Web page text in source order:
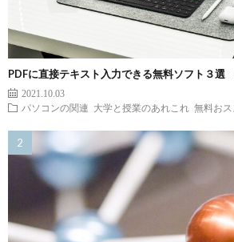
PDFに直接テキスト入力できる無料ソフト３
2021.10.03
パソコンの関連
大学と授業のあれこれ 無料おス